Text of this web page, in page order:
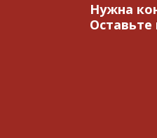
Нужна